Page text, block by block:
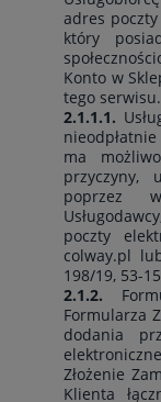
adres
który
Konto w
tego serwisu.
2.1.1.1.
ma
przyczyny,
poprzez
poczty
colway.pl
198/19, 53-
2.1.2.
Formularza
dodania
Złożenie
Klienta